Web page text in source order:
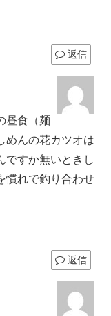
返信
昼食（麺
めんの花カツオは
ですか無いときし
慣れで釣り合わせ
返信